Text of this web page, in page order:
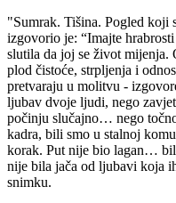
"Sumrak. Tišina. Pogled koji
izgovorio je: “Imajte
slutila da joj se život mijenja.
plod čistoće, strpljenja i
pretvaraju u molitvu -
ljubav dvoje ljudi, nego
počinju slučajno… nego
kadra, bili smo u stalnoj
korak. Put nije bio lagan…
nije bila jača od ljubavi koja
snimku.